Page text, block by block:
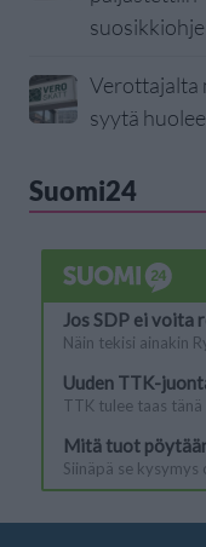
Verottajalta
syytä
Suomi24